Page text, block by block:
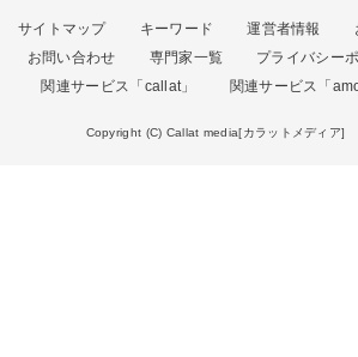
サイトマップ キーワード 運営者情報
お問い合わせ
専門家一覧
プライバシー
関連サービス「callat」
関連サービス「
Copyright (C) Callat media[カラットメディア]